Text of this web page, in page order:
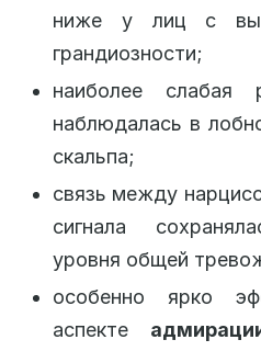
ниже у лиц с
грандиозности;
наиболее слабая
наблюдалась в
скальпа;
связь между
сигнала
уровня общей
особенно ярко
аспекте